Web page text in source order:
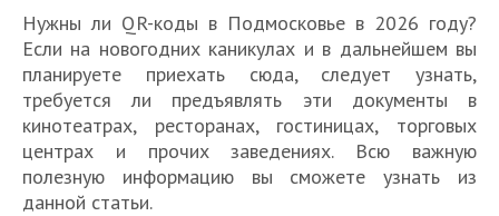
Нужны ли QR-коды в Подмосковье в 2026 году?
Если на новогодних каникулах и в дальнейшем вы
планируете приехать сюда, следует узнать,
требуется ли предъявлять эти документы в
кинотеатрах, ресторанах, гостиницах, торговых
центрах и прочих заведениях. Всю важную
полезную информацию вы сможете узнать из
данной статьи.